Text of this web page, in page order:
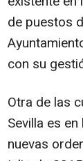
de puestos
con su
Otra de las
Sevilla es
nuevas